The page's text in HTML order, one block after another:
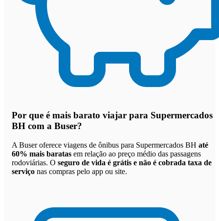
Por que é mais barato viajar para Supermercados
BH com a Buser?
A Buser oferece viagens de ônibus para Supermercados BH até
60% mais baratas em relação ao preço médio das passagens
rodoviárias. O seguro de vida é grátis e não é cobrada taxa de
serviço nas compras pelo app ou site.